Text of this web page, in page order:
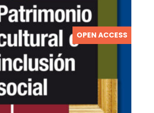
OPEN ACCESS